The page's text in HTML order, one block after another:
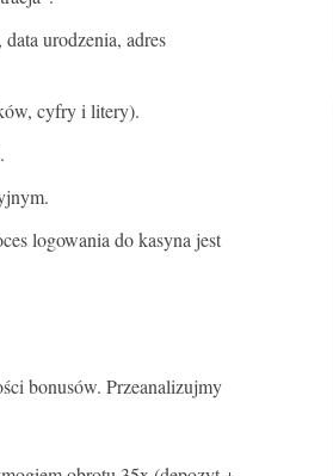
urodzenia, adres
cyfry i litery).
logowania do kasyna jest
bonusów. Przeanalizujmy